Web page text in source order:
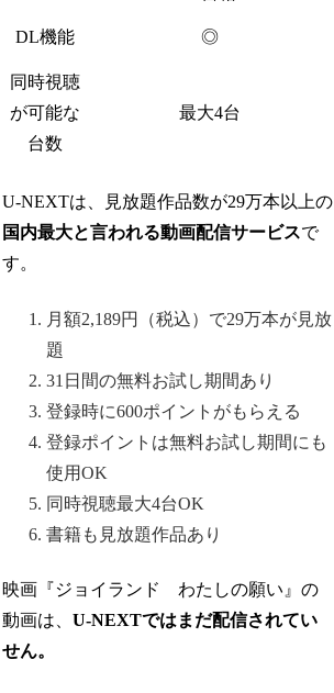
DL機能 ◎
同時視聴
が可能な
台数
最大4台
U-NEXTは、見放題作品数が29万本以上の
国内最大と言われる動画配信サービスで
す。
月額2,189円（税込）で29万本が見放
題
31日間の無料お試し期間あり
登録時に600ポイントがもらえる
登録ポイントは無料お試し期間にも
使用OK
同時視聴最大4台OK
書籍も見放題作品あり
映画『ジョイランド わたしの願い』の
動画は、U-NEXTではまだ配信されてい
せん。